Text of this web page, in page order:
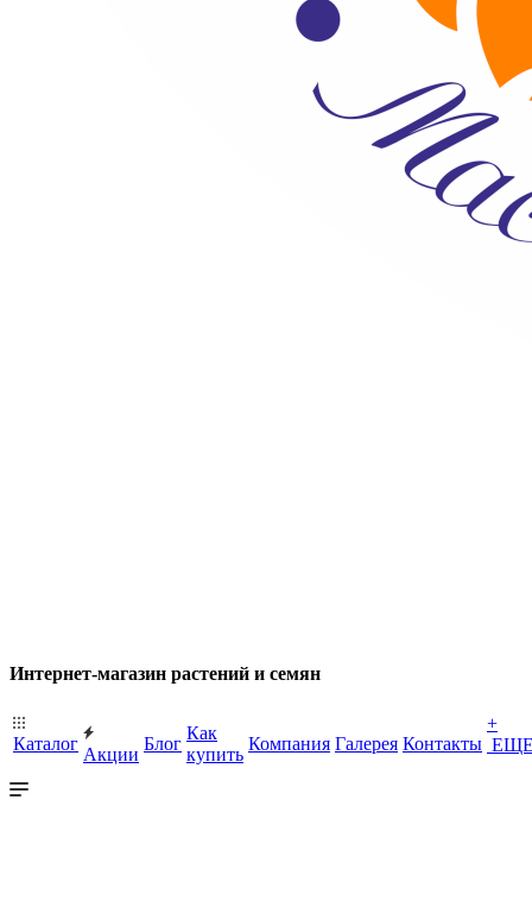
Интернет-магазин растений и семян
Каталог
Акции
Блог
Как
купить
Компания Галерея Контакты
+